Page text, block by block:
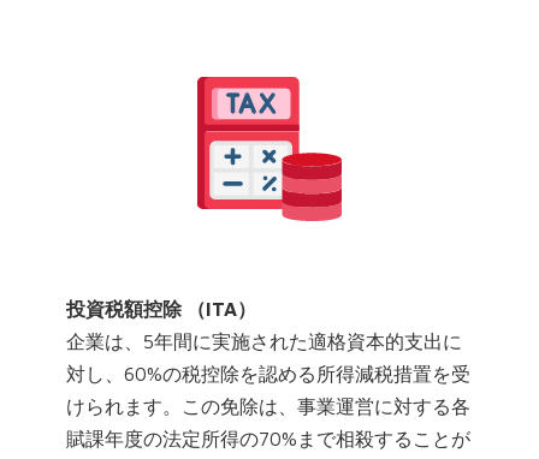
投資税額控除 （ITA）
企業は、5年間に実施された適格資本的支出に
対し、60%の税控除を認める所得減税措置を受
けられます。この免除は、事業運営に対する各
賦課年度の法定所得の70%まで相殺することが